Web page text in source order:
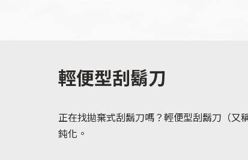
輕便型刮鬍刀
正在找拋棄式刮鬍刀嗎？輕便型刮鬍刀（又
鈍化。